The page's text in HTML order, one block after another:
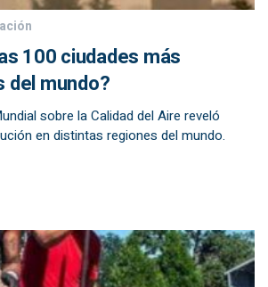
100 ciudades más
del mundo?
sobre la Calidad del Aire reveló
en distintas regiones del mundo.